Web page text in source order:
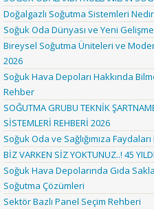
Doğalgazlı Soğutma Sistemleri
Soğuk Oda Dünyası ve Yeni
Bireysel Soğutma Üniteleri ve
2026
Soğuk Hava Depoları Hakkında
Rehber
SOĞUTMA GRUBU TEKNİK
SİSTEMLERİ REHBERİ 2026
Soğuk Oda ve Sağlığımıza
BİZ VARKEN SİZ YOKTUNUZ..! 45
Soğuk Hava Depolarında Gıda
Soğutma Çözümleri
Sektör Bazlı Panel Seçim Rehberi